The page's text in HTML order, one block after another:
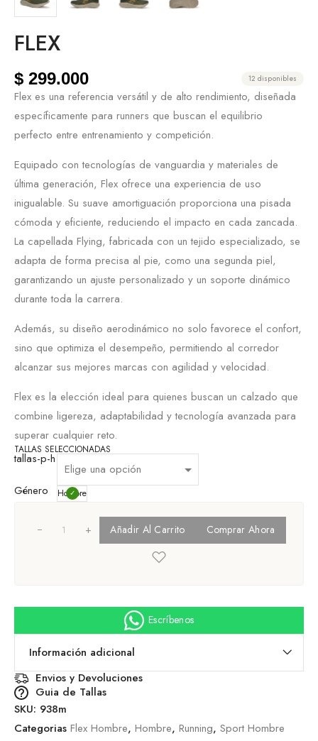
FLEX
$ 299.000 12 disponibles
Flex es una referencia versátil y de alto rendimiento, diseñada
específicamente para runners que buscan el equilibrio
perfecto entre entrenamiento y competición.
Equipado con tecnologías de vanguardia y materiales de
última generación, Flex ofrece una experiencia de uso
inigualable. Su suave amortiguación proporciona una pisada
cómoda y eficiente, reduciendo el impacto en cada zancada.
La capellada Flying, fabricada con un tejido especializado, se
adapta de forma precisa al pie, como una segunda piel,
garantizando un ajuste personalizado y un soporte dinámico
durante toda la carrera.
Además, su diseño aerodinámico no solo favorece el confort,
sino que optimiza el desempeño, permitiendo al corredor
alcanzar sus mejores marcas con agilidad y velocidad.
Flex es la elección ideal para quienes buscan un calzado que
combine ligereza, adaptabilidad y tecnología avanzada para
superar cualquier reto.
TALLAS SELECCIONADAS
tallas-p-h
Género Hombre
+ Añadir Al Carrito Comprar Ahora
Escríbenos
Información adicional
Envios y Devoluciones
Guia de Tallas
SKU: 938m
Categorias Flex Hombre, Hombre, Running, Sport Hombre